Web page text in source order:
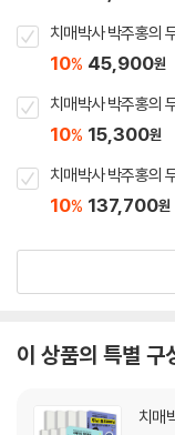
치매박사 박주홍의
10% 45,900원
치매박사 박주홍의
10% 15,300원
치매박사 박주홍의
10% 137,700원
이 상품의 특별 구
치매